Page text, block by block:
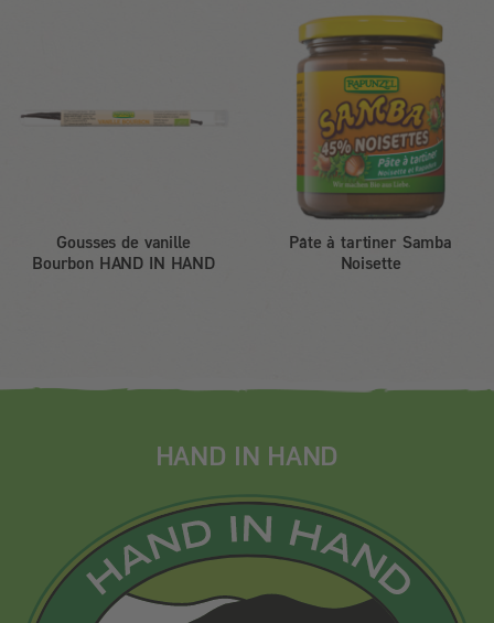
Gousses de vanille
Bourbon HAND IN HAND
Pâte à tartiner Samba
Noisette
HAND IN HAND